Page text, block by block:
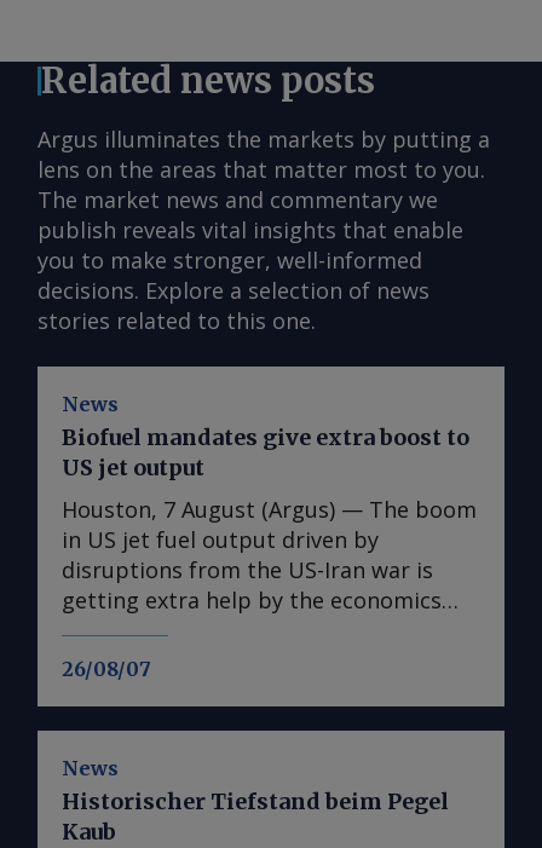
Related news posts
Argus illuminates the markets by putting a
lens on the areas that matter most to you.
The market news and commentary we
publish reveals vital insights that enable
you to make stronger, well-informed
decisions. Explore a selection of news
stories related to this one.
News
26/08/07
Biofuel mandates give extra boost to
US jet output
Houston, 7 August (Argus) — The boom
in US jet fuel output driven by
disruptions from the US-Iran war is
getting extra help by the economics
associated with biofuel blending in
road fuels. US refiners have been on a
rose. Output has fallen since late June
highs, to 2.068mn b/d in the week
News
Historischer Tiefstand beim Pegel
Kaub